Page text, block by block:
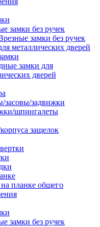
замки без ручек
замки без ручек
металлических дверей
замки для
дверей
задвижки
шпингалеты
защелок
планке общего
замки без ручек